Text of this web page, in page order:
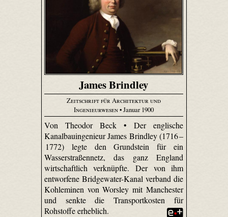
James Brindley
Zeitschrift für Architektur und
Ingenieurwesen• Januar 1900
Von Theodor Beck • Der englische
Kanalbauingenieur James Brindley (1716 –
1772) legte den Grundstein für ein
Wasserstraßennetz, das ganz England
wirtschaftlich verknüpfte. Der von ihm
entworfene Bridge­water-Kanal verband die
Kohleminen von Worsley mit Manchester
und senkte die Transportkosten für
Rohstoffe erheblich.